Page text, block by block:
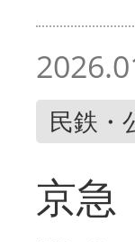
民鉄・
京